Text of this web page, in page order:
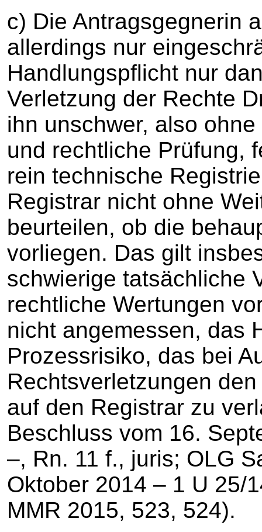
c) Die Antragsgegnerin
allerdings nur
Handlungspflicht nur
Verletzung der Rechte
ihn unschwer, also
und rechtliche Prüfung,
rein technische
Registrar nicht ohne
beurteilen, ob die
vorliegen. Das gilt
schwierige tatsächliche
rechtliche Wertungen
nicht angemessen, das
Prozessrisiko, das bei
Rechtsverletzungen
auf den Registrar zu
Beschluss vom 16.
–, Rn. 11 f., juris; OLG
Oktober 2014 – 1 U 25/
MMR 2015, 523, 524).